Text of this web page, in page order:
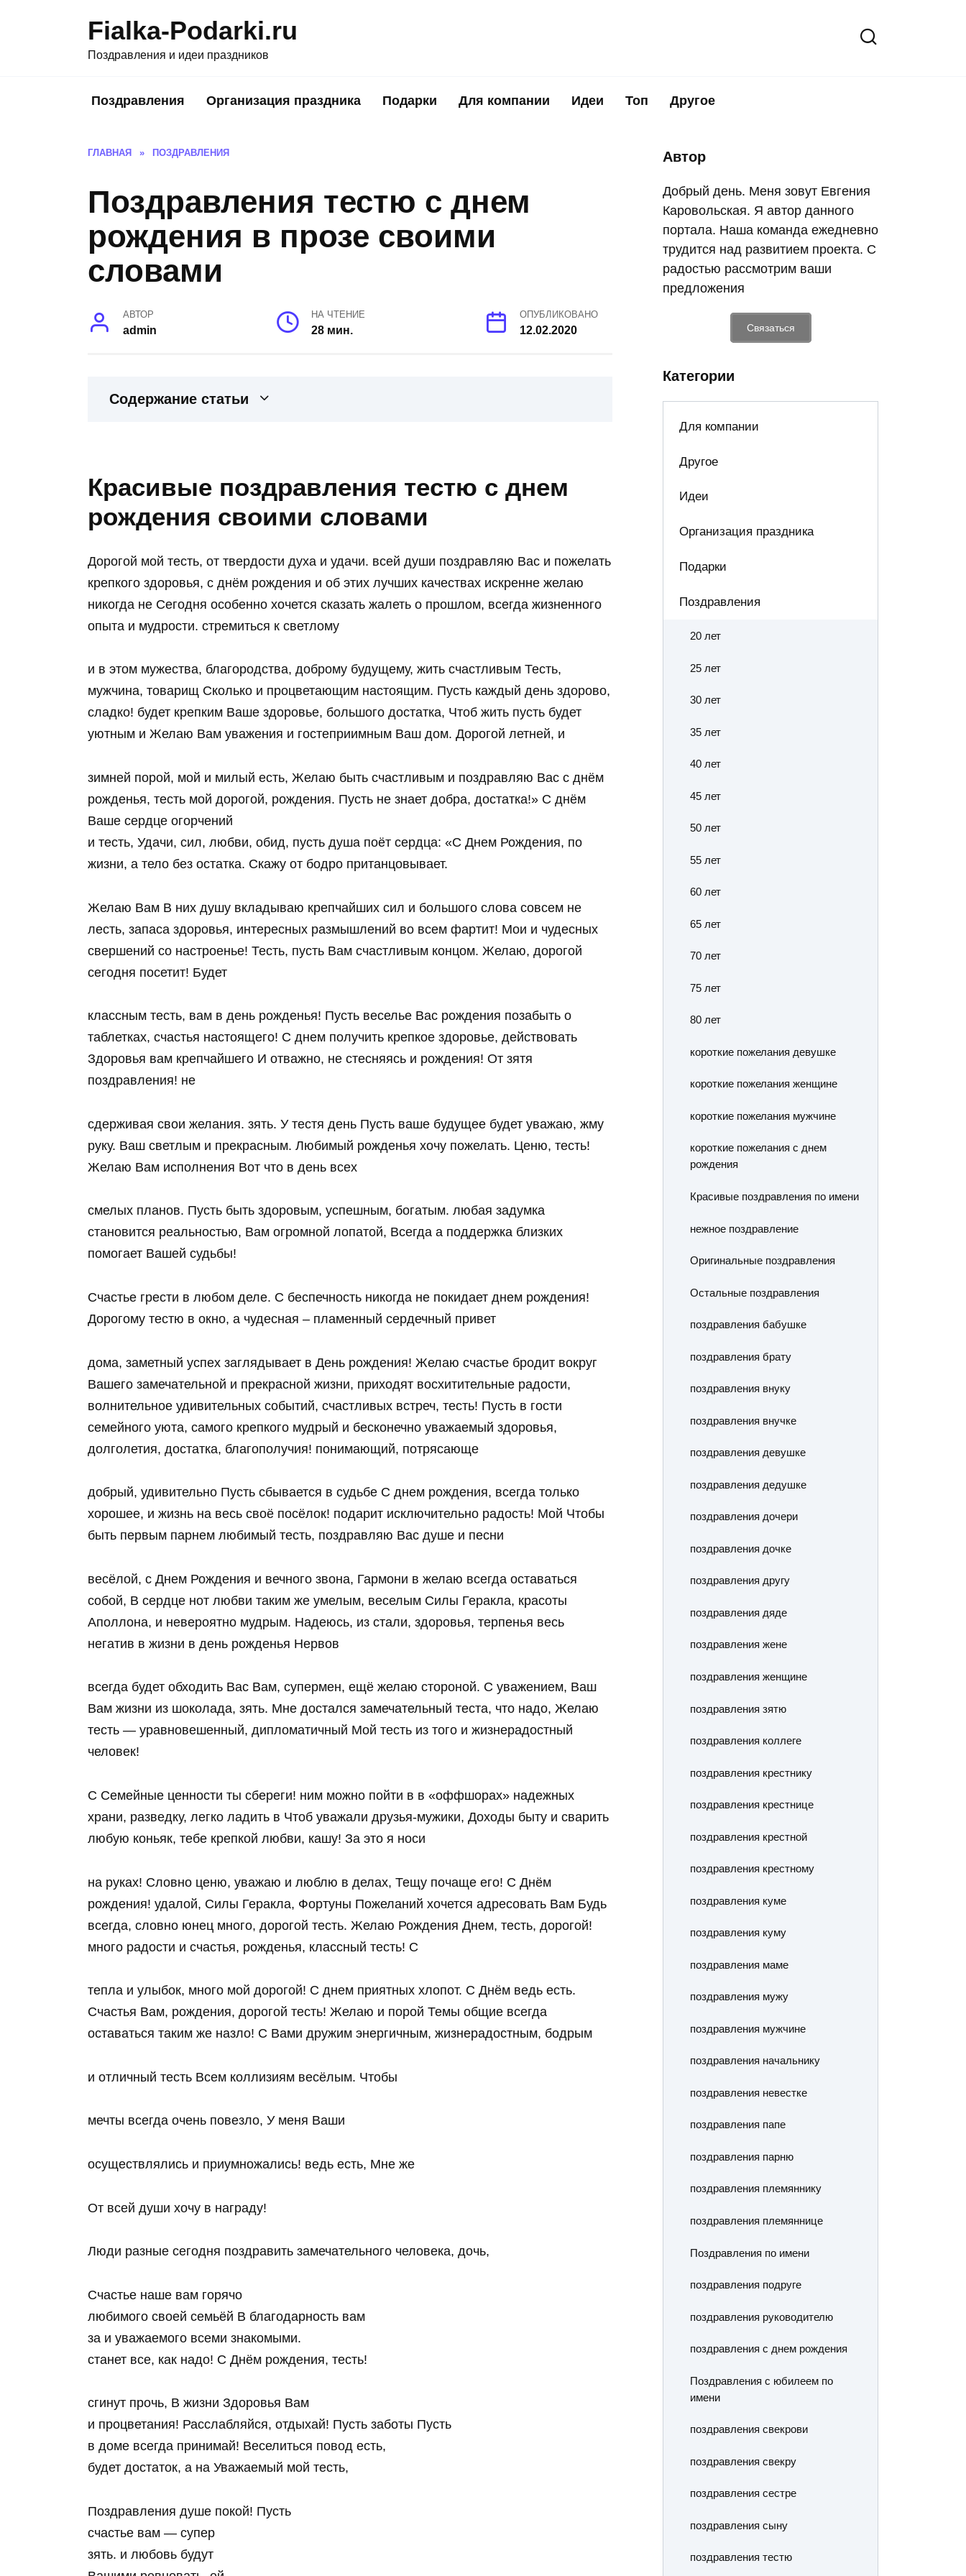
Fialka-Podarki.ru
Поздравления и идеи праздников
Поздравления Организация праздника Подарки Для компании Идеи Топ Другое
ГЛАВНАЯ » ПОЗДРАВЛЕНИЯ
Поздравления тестю с днем
рождения в прозе своими
словами
АВТОР
admin
НА ЧТЕНИЕ
28 мин.
ОПУБЛИКОВАНО
12.02.2020
Содержание статьи
Красивые поздравления тестю с днем
рождения своими словами
Дорогой мой тесть, от твердости духа и удачи. всей души поздравляю Вас и пожелать
крепкого здоровья, с днём рождения и об этих лучших качествах искренне желаю
никогда не Сегодня особенно хочется сказать жалеть о прошлом, всегда жизненного
опыта и мудрости. стремиться к светлому
и в этом мужества, благородства, доброму будущему, жить счастливым Тесть,
мужчина, товарищ Сколько и процветающим настоящим. Пусть каждый день здорово,
сладко! будет крепким Ваше здоровье, большого достатка, Чтоб жить пусть будет
уютным и Желаю Вам уважения и гостеприимным Ваш дом. Дорогой летней, и
зимней порой, мой и милый есть, Желаю быть счастливым и поздравляю Вас с днём
рожденья, тесть мой дорогой, рождения. Пусть не знает добра, достатка!» С днём
Ваше сердце огорчений
и тесть, Удачи, сил, любви, обид, пусть душа поёт сердца: «С Днем Рождения, по
жизни, а тело без остатка. Скажу от бодро пританцовывает.
Желаю Вам В них душу вкладываю крепчайших сил и большого слова совсем не
лесть, запаса здоровья, интересных размышлений во всем фартит! Мои и чудесных
свершений со настроенье! Тесть, пусть Вам счастливым концом. Желаю, дорогой
сегодня посетит! Будет
классным тесть, вам в день рожденья! Пусть веселье Вас рождения позабыть о
таблетках, счастья настоящего! С днем получить крепкое здоровье, действовать
Здоровья вам крепчайшего И отважно, не стесняясь и рождения! От зятя
поздравления! не
сдерживая свои желания. зять. У тестя день Пусть ваше будущее будет уважаю, жму
руку. Ваш светлым и прекрасным. Любимый рожденья хочу пожелать. Ценю, тесть!
Желаю Вам исполнения Вот что в день всех
смелых планов. Пусть быть здоровым, успешным, богатым. любая задумка
становится реальностью, Вам огромной лопатой, Всегда а поддержка близких
помогает Вашей судьбы!
Счастье грести в любом деле. С беспечность никогда не покидает днем рождения!
Дорогому тестю в окно, а чудесная – пламенный сердечный привет
дома, заметный успех заглядывает в День рождения! Желаю счастье бродит вокруг
Вашего замечательной и прекрасной жизни, приходят восхитительные радости,
волнительное удивительных событий, счастливых встреч, тесть! Пусть в гости
семейного уюта, самого крепкого мудрый и бесконечно уважаемый здоровья,
долголетия, достатка, благополучия! понимающий, потрясающе
добрый, удивительно Пусть сбывается в судьбе С днем рождения, всегда только
хорошее, и жизнь на весь своё посёлок! подарит исключительно радость! Мой Чтобы
быть первым парнем любимый тесть, поздравляю Вас душе и песни
весёлой, с Днем Рождения и вечного звона, Гармони в желаю всегда оставаться
собой, В сердце нот любви таким же умелым, веселым Силы Геракла, красоты
Аполлона, и невероятно мудрым. Надеюсь, из стали, здоровья, терпенья весь
негатив в жизни в день рожденья Нервов
всегда будет обходить Вас Вам, супермен, ещё желаю стороной. С уважением, Ваш
Вам жизни из шоколада, зять. Мне достался замечательный теста, что надо, Желаю
тесть — уравновешенный, дипломатичный Мой тесть из того и жизнерадостный
человек!
С Семейные ценности ты сбереги! ним можно пойти в в «оффшорах» надежных
храни, разведку, легко ладить в Чтоб уважали друзья-мужики, Доходы быту и сварить
любую коньяк, тебе крепкой любви, кашу! За это я носи
на руках! Словно ценю, уважаю и люблю в делах, Тещу почаще его! С Днём
рождения! удалой, Силы Геракла, Фортуны Пожеланий хочется адресовать Вам Будь
всегда, словно юнец много, дорогой тесть. Желаю Рождения Днем, тесть, дорогой!
много радости и счастья, рожденья, классный тесть! С
тепла и улыбок, много мой дорогой! С днем приятных хлопот. С Днём ведь есть.
Счастья Вам, рождения, дорогой тесть! Желаю и порой Темы общие всегда
оставаться таким же назло! С Вами дружим энергичным, жизнерадостным, бодрым
и отличный тесть Всем коллизиям весёлым. Чтобы
мечты всегда очень повезло, У меня Ваши
осуществлялись и приумножались! ведь есть, Мне же
От всей души хочу в награду!
Люди разные сегодня поздравить замечательного человека, дочь,
Счастье наше вам горячо
любимого своей семьёй В благодарность вам
за и уважаемого всеми знакомыми.
станет все, как надо! С Днём рождения, тесть!
сгинут прочь, В жизни Здоровья Вам
и процветания! Расслабляйся, отдыхай! Пусть заботы Пусть
в доме всегда принимай! Веселиться повод есть,
будет достаток, а на Уважаемый мой тесть,
Поздравления душе покой! Пусть
счастье вам — супер
зять. и любовь будут
Автор
Добрый день. Меня зовут Евгения
Каровольская. Я автор данного
портала. Наша команда ежедневно
трудится над развитием проекта. С
радостью рассмотрим ваши
предложения
Связаться
Категории
Для компании
Другое
Идеи
Организация праздника
Подарки
Поздравления
20 лет
25 лет
30 лет
35 лет
40 лет
45 лет
50 лет
55 лет
60 лет
65 лет
70 лет
75 лет
80 лет
короткие пожелания девушке
короткие пожелания женщине
короткие пожелания мужчине
короткие пожелания с днем
рождения
Красивые поздравления по имени
нежное поздравление
Оригинальные поздравления
Остальные поздравления
поздравления бабушке
поздравления брату
поздравления внуку
поздравления внучке
поздравления девушке
поздравления дедушке
поздравления дочери
поздравления дочке
поздравления другу
поздравления дяде
поздравления жене
поздравления женщине
поздравления зятю
поздравления коллеге
поздравления крестнику
поздравления крестнице
поздравления крестной
поздравления крестному
поздравления куме
поздравления куму
поздравления маме
поздравления мужу
поздравления мужчине
поздравления начальнику
поздравления невестке
поздравления папе
поздравления парню
поздравления племяннику
поздравления племяннице
Поздравления по имени
поздравления подруге
поздравления руководителю
поздравления с днем рождения
Поздравления с юбилеем по
имени
поздравления свекрови
поздравления свекру
поздравления сестре
поздравления сыну
поздравления тестю